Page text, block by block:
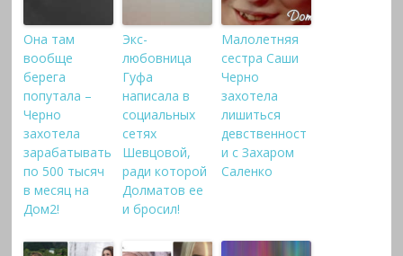
Она там
вообще
берега
попутала –
Черно
захотела
зарабатывать
по 500 тысяч
в месяц на
Дом2!
Экс-
любовница
Гуфа
написала в
социальных
сетях
Шевцовой,
ради которой
Долматов ее
и бросил!
Малолетняя
сестра Саши
Черно
захотела
лишиться
девственност
и с Захаром
Саленко